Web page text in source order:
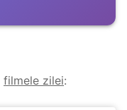
filmele zilei: